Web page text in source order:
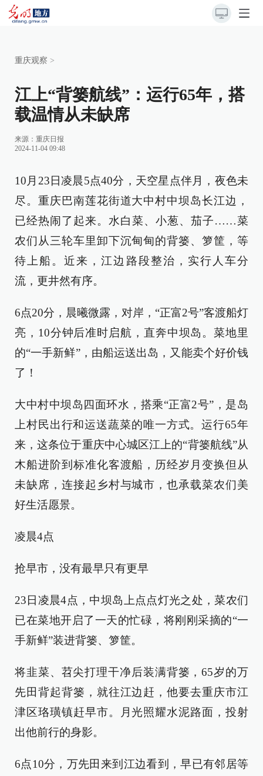
重庆观察 >
江上“背篓航线”：运行65年，搭
载温情从未缺席
来源： 重庆日报
2024-11-04 09:48
10月23日凌晨5点40分，天空星点伴月，夜色未
尽。重庆巴南莲花街道大中村中坝岛长江边，
已经热闹了起来。水白菜、小葱、茄子……菜
农们从三轮车里卸下沉甸甸的背篓、箩筐，等
待上船。近来，江边路段整治，实行人车分
流，更井然有序。
6点20分，晨曦微露，对岸，“正富2号”客渡船灯
亮，10分钟后准时启航，直奔中坝岛。菜地里
的“一手新鲜”，由船运送出岛，又能卖个好价钱
了！
大中村中坝岛四面环水，搭乘“正富2号”，是岛
上村民出行和运送蔬菜的唯一方式。运行65年
来，这条位于重庆中心城区江上的“背篓航线”从
木船进阶到标准化客渡船，历经岁月变换但从
未缺席，连接起乡村与城市，也承载菜农们美
好生活愿景。
凌晨4点
抢早市，没有最早只有更早
23日凌晨4点，中坝岛上点点灯光之处，菜农们
已在菜地开启了一天的忙碌，将刚刚采摘的“一
手新鲜”装进背篓、箩筐。
将韭菜、苕尖打理干净后装满背篓，65岁的万
先田背起背篓，就往江边赶，他要去重庆市江
津区珞璜镇赶早市。月光照耀水泥路面，投射
出他前行的身影。
6点10分，万先田来到江边看到，早已有邻居等